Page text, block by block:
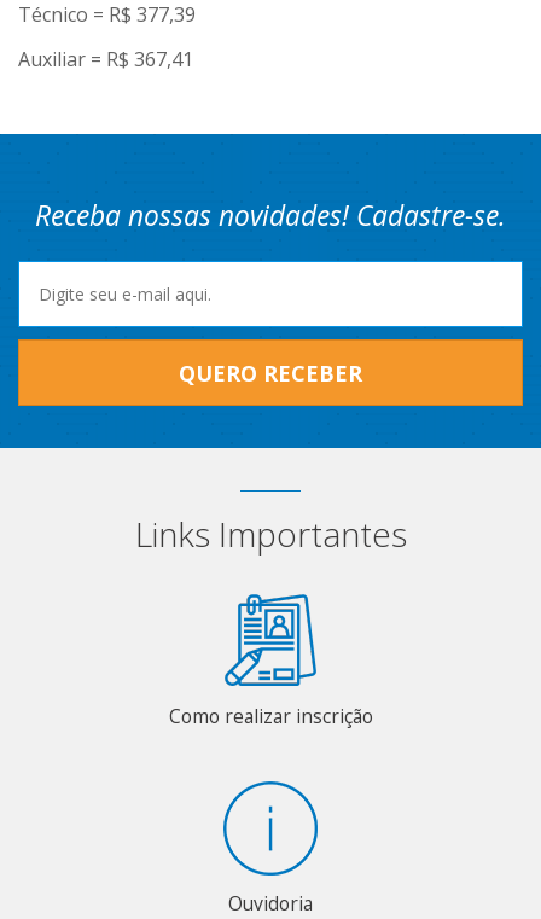
Técnico = R$ 377,39
Auxiliar = R$ 367,41
Receba nossas novidades! Cadastre-se.
QUERO RECEBER
Links Importantes
Como realizar inscrição
Ouvidoria